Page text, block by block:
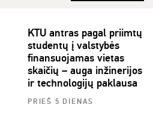
KTU antras pagal priimtų
studentų į valstybės
finansuojamas vietas
skaičių – auga inžinerijos
ir technologijų paklausa
PRIEŠ 5 DIENAS